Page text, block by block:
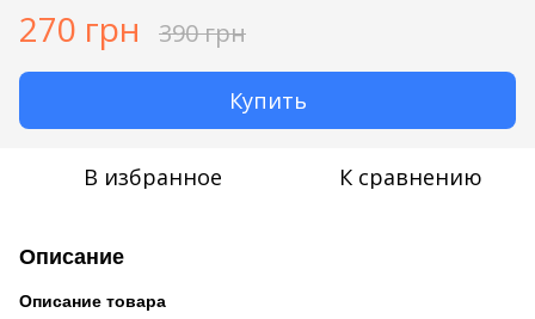
270 грн 390 грн
Купить
В избранное К сравнению
Описание
Описание товара